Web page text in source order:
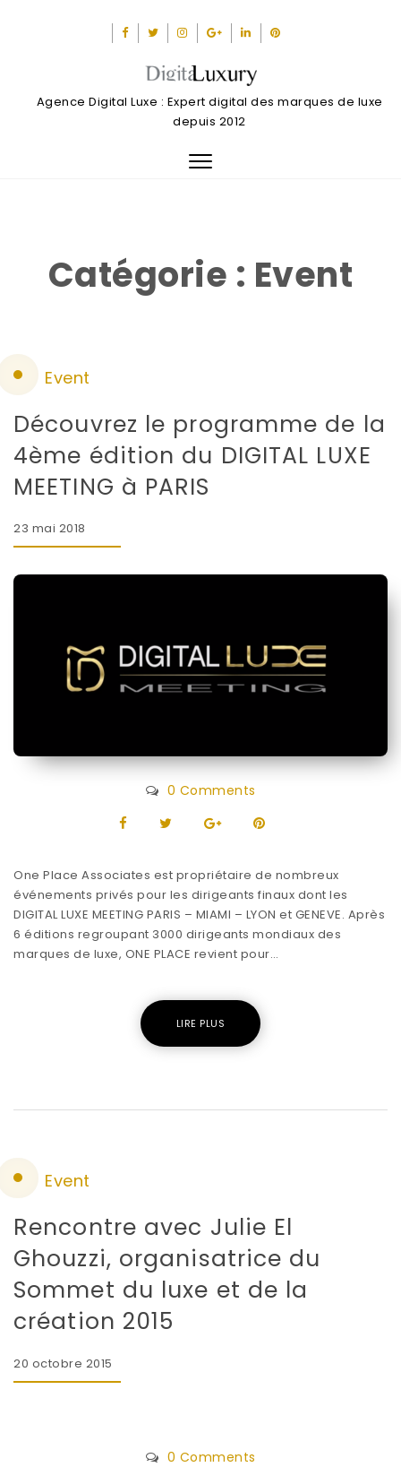
Agence Digital Luxe : Expert digital des marques de luxe
depuis 2012
Toggle
Catégorie : Event
Event
Découvrez le programme de la
4ème édition du DIGITAL LUXE
MEETING à PARIS
23 mai 2018
0 Comments
One Place Associates est propriétaire de nombreux
événements privés pour les dirigeants finaux dont les
DIGITAL LUXE MEETING PARIS – MIAMI – LYON et GENEVE. Après
6 éditions regroupant 3000 dirigeants mondiaux des
marques de luxe, ONE PLACE revient pour…
LIRE PLUS
Event
Rencontre avec Julie El
Ghouzzi, organisatrice du
Sommet du luxe et de la
création 2015
20 octobre 2015
0 Comments